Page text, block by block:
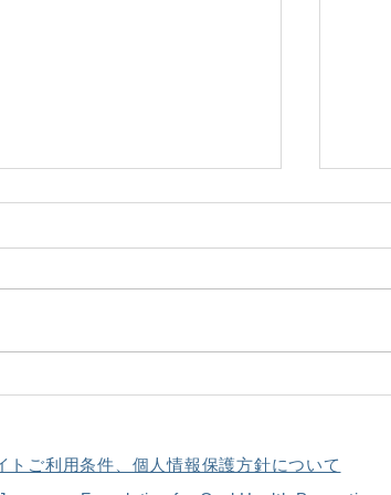
トご利用条件、個人情報保護方針について